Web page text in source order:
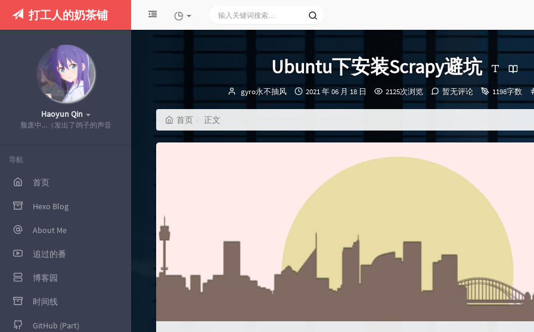
打工人的奶茶铺
Haoyun Qin
颓废中...（发出了鸽子的声音
导航
首页
Hexo Blog
About Me
追过的番
博客园
时间线
GitHub (Part)
Ubuntu下安装Scrapy避坑
博
主：
gyro永不抽风
发
时
2021 年 06 月 18 日 2125次浏览 暂无评论 1198字数
首页 正文